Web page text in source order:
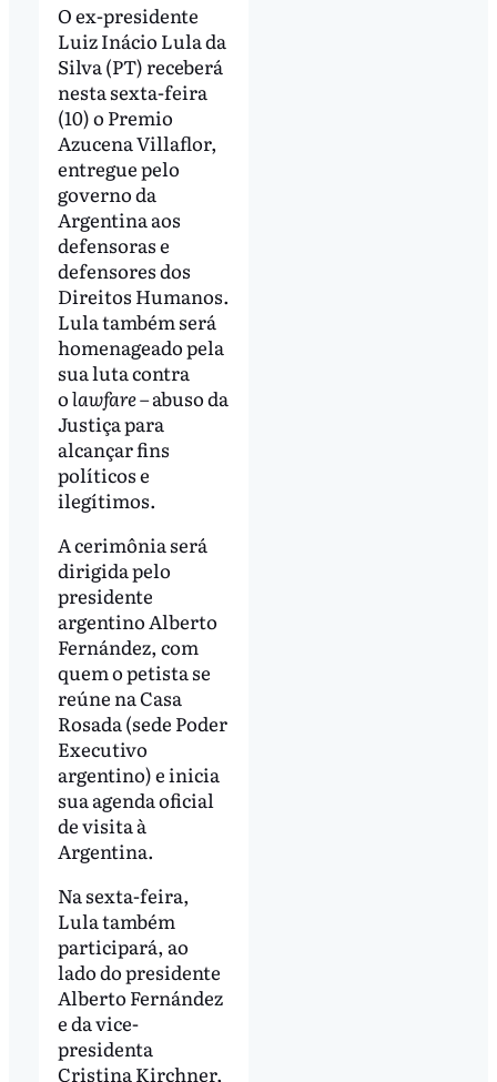
O ex-presidente
Luiz Inácio Lula da
Silva (PT) receberá
nesta sexta-feira
(10) o Premio
Azucena Villaflor,
entregue pelo
governo da
Argentina aos
defensoras e
defensores dos
Direitos Humanos.
Lula também será
homenageado pela
sua luta contra
olawfare– abuso da
Justiça para
alcançar fins
políticos e
ilegítimos.
A cerimônia será
dirigida pelo
presidente
argentino Alberto
Fernández, com
quem o petista se
reúne na Casa
Rosada (sede Poder
Executivo
argentino) e inicia
sua agenda oficial
de visita à
Argentina.
Na sexta-feira,
Lula também
participará, ao
lado do presidente
Alberto Fernández
e da vice-
presidenta
Cristina Kirchner,